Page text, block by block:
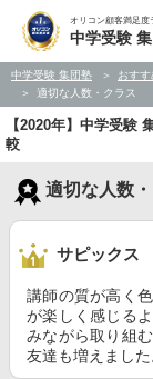
オリコン顧客満足度
中学受験
中学受験 集団塾 おす
適切な人数・クラス
【2020年】中学受験
較
適切な人数
サピックス
講師の質が高く
が楽しく感じる
みながら取り組
友達も増えました